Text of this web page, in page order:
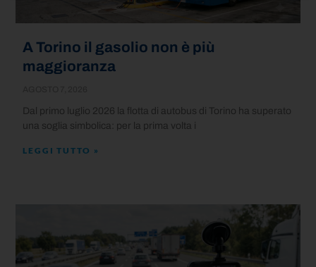
A Torino il gasolio non è più
maggioranza
Dal primo luglio 2026 la flotta di autobus di Torino ha superato
una soglia simbolica: per la prima volta i
LEGGI TUTTO »